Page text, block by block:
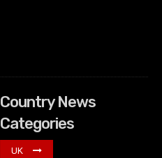
Country News
Categories
UK